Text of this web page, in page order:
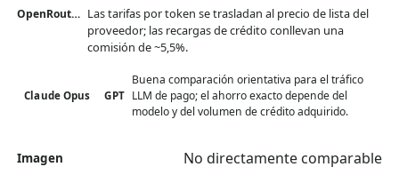
OpenRouter Las tarifas por token se trasladan al precio de lista del
proveedor; las recargas de crédito conllevan una
comisión de ~5,5%.
Claude Opus GPT
Buena comparación orientativa para el tráfico
LLM de pago; el ahorro exacto depende del
modelo y del volumen de crédito adquirido.
Imagen No directamente comparable